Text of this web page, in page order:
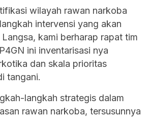
wilayah rawan narkoba
intervensi yang akan
kami berharap rapat tim
ini inventarisasi nya
dan skala prioritas
tangani.
langkah strategis dalam
rawan narkoba, tersusunnya